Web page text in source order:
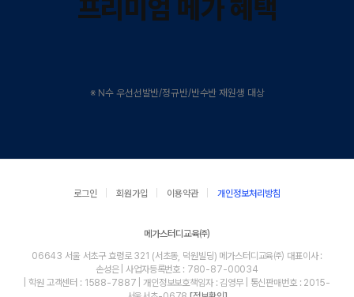
프리미엄 메가 혜택
※ N수 우선선발반/정규반/반수반 재원생 대상
로그인 회원가입 이용약관 개인정보처리방침
메가스터디교육㈜
06643 서울 서초구 효령로 321 (서초동, 덕원빌딩) 메가스터디교육㈜ 대표이사 :
손성은 | 사업자등록번호 : 780-87-00034
| 학원 고객센터 : 1588-7887 | 개인정보보호책임자 : 김영무 | 통신판매번호 : 2015-